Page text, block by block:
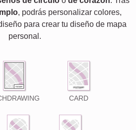
, podrás personalizar colores,
para crear tu diseño de mapa
personal.
CARD